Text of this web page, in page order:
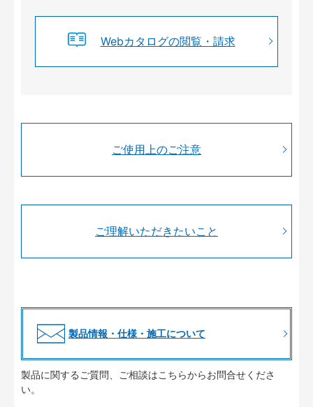
Webカタログの閲覧・請求
ご使用上のご注意
ご理解いただきたいこと
製品情報・仕様・施工について
製品に関するご質問、ご相談はこちらからお問合せくださ
い。